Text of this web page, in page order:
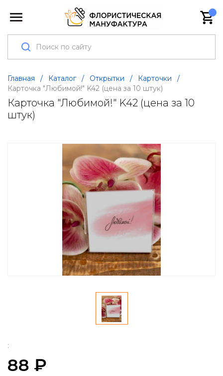
Главная / Каталог / Открытки / Карточки
/
Карточка "Любимой!" K42 (цена за 10 штук)
Карточка "Любимой!" K42 (цена за 10
штук)
:
88 ₽